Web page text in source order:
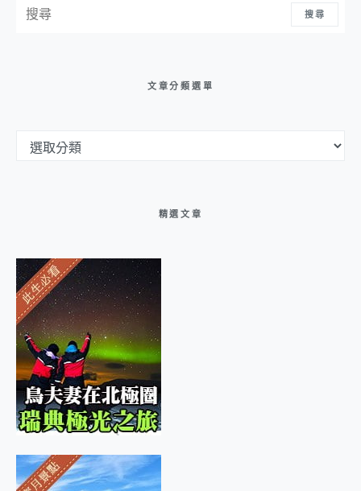
搜尋
文章分類選單
精選文章